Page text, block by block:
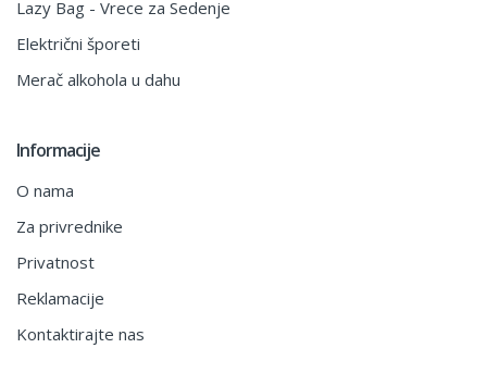
Lazy Bag - Vrece za Sedenje
Električni šporeti
Merač alkohola u dahu
Informacije
O nama
Za privrednike
Privatnost
Reklamacije
Kontaktirajte nas